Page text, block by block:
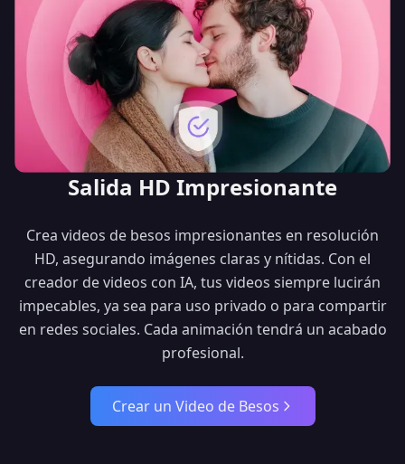
Salida HD Impresionante
Crea videos de besos impresionantes en resolución
HD, asegurando imágenes claras y nítidas. Con el
creador de videos con IA, tus videos siempre lucirán
impecables, ya sea para uso privado o para compartir
en redes sociales. Cada animación tendrá un acabado
profesional.
Crear un Video de Besos